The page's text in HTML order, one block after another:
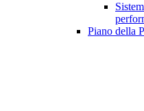
Piano della